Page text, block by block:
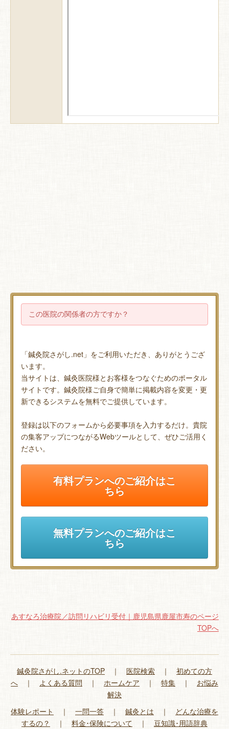
この医院の関係者の方ですか？
「鍼灸院さがし.net」をご利用いただき、ありがとうござ
います。
当サイトは、鍼灸医院様とお客様をつなぐためのポータル
サイトです。鍼灸院様ご自身で簡単に掲載内容を変更・更
新できるシステムを無料でご提供しています。
登録は以下のフォームから必要事項を入力するだけ。貴院
の集客アップにつながるWebツールとして、ぜひご活用く
ださい。
有料プランへのご紹介はこ
ちら
無料プランへのご紹介はこ
ちら
あすなろ治療院／訪問リハビリ受付｜鹿児島県鹿屋市寿のページ
TOPへ
鍼灸院さがし.ネットのTOP ｜ 医院検索 ｜ 初めての方
へ ｜ よくある質問 ｜ ホームケア ｜ 特集 ｜ お悩み
解決
体験レポート
｜ 一問一答 ｜ 鍼灸とは ｜ どんな治療を
するの？
｜ 料金･保険について ｜ 豆知識･用語辞典